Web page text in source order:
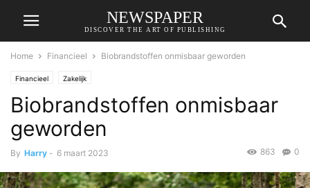
NEWSPAPER
DISCOVER THE ART OF PUBLISHING
Home Financieel Biobrandstoffen onmisbaar geworden
Financieel Zakelijk
Biobrandstoffen onmisbaar
geworden
By Harry - 6 maart 2023 0
863